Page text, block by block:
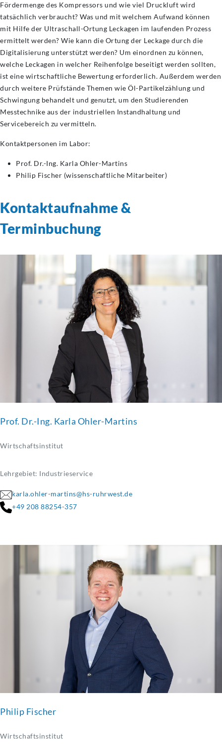
Fördermenge des Kompressors und wie viel Druckluft wird
tatsächlich verbraucht? Was und mit welchem Aufwand können
mit Hilfe der Ultraschall-Ortung Leckagen im laufenden Prozess
ermittelt werden? Wie kann die Ortung der Leckage durch die
Digitalisierung unterstützt werden? Um einordnen zu können,
welche Leckagen in welcher Reihenfolge beseitigt werden sollten,
ist eine wirtschaftliche Bewertung erforderlich. Außerdem werden
durch weitere Prüfstände Themen wie Öl-Partikelzählung und
Schwingung behandelt und genutzt, um den Studierenden
Messtechnike aus der industriellen Instandhaltung und
Servicebereich zu vermitteln.
Kontaktpersonen im Labor:
Prof. Dr.-Ing. Karla Ohler-Martins
Philip Fischer (wissenschaftliche Mitarbeiter)
Kontaktaufnahme &
Terminbuchung
Prof. Dr.-Ing. Karla Ohler-Martins
Wirtschaftsinstitut
Lehrgebiet: Industrieservice
karla.ohler-martins@hs-ruhrwest.de
+49 208 88254-357
Philip Fischer
Wirtschaftsinstitut